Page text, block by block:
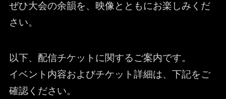
ぜひ大会の余韻を、映像とともにお楽しみくだ
さい。
以下、配信チケットに関するご案内です。
イベント内容およびチケット詳細は、下記をご
確認ください。